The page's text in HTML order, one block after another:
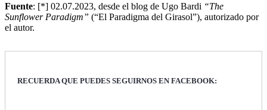
Fuente: [*] 02.07.2023, desde el blog de Ugo Bardi “The
Sunflower Paradigm” (“El Paradigma del Girasol”), autorizado por
el autor.
RECUERDA QUE PUEDES SEGUIRNOS EN FACEBOOK: